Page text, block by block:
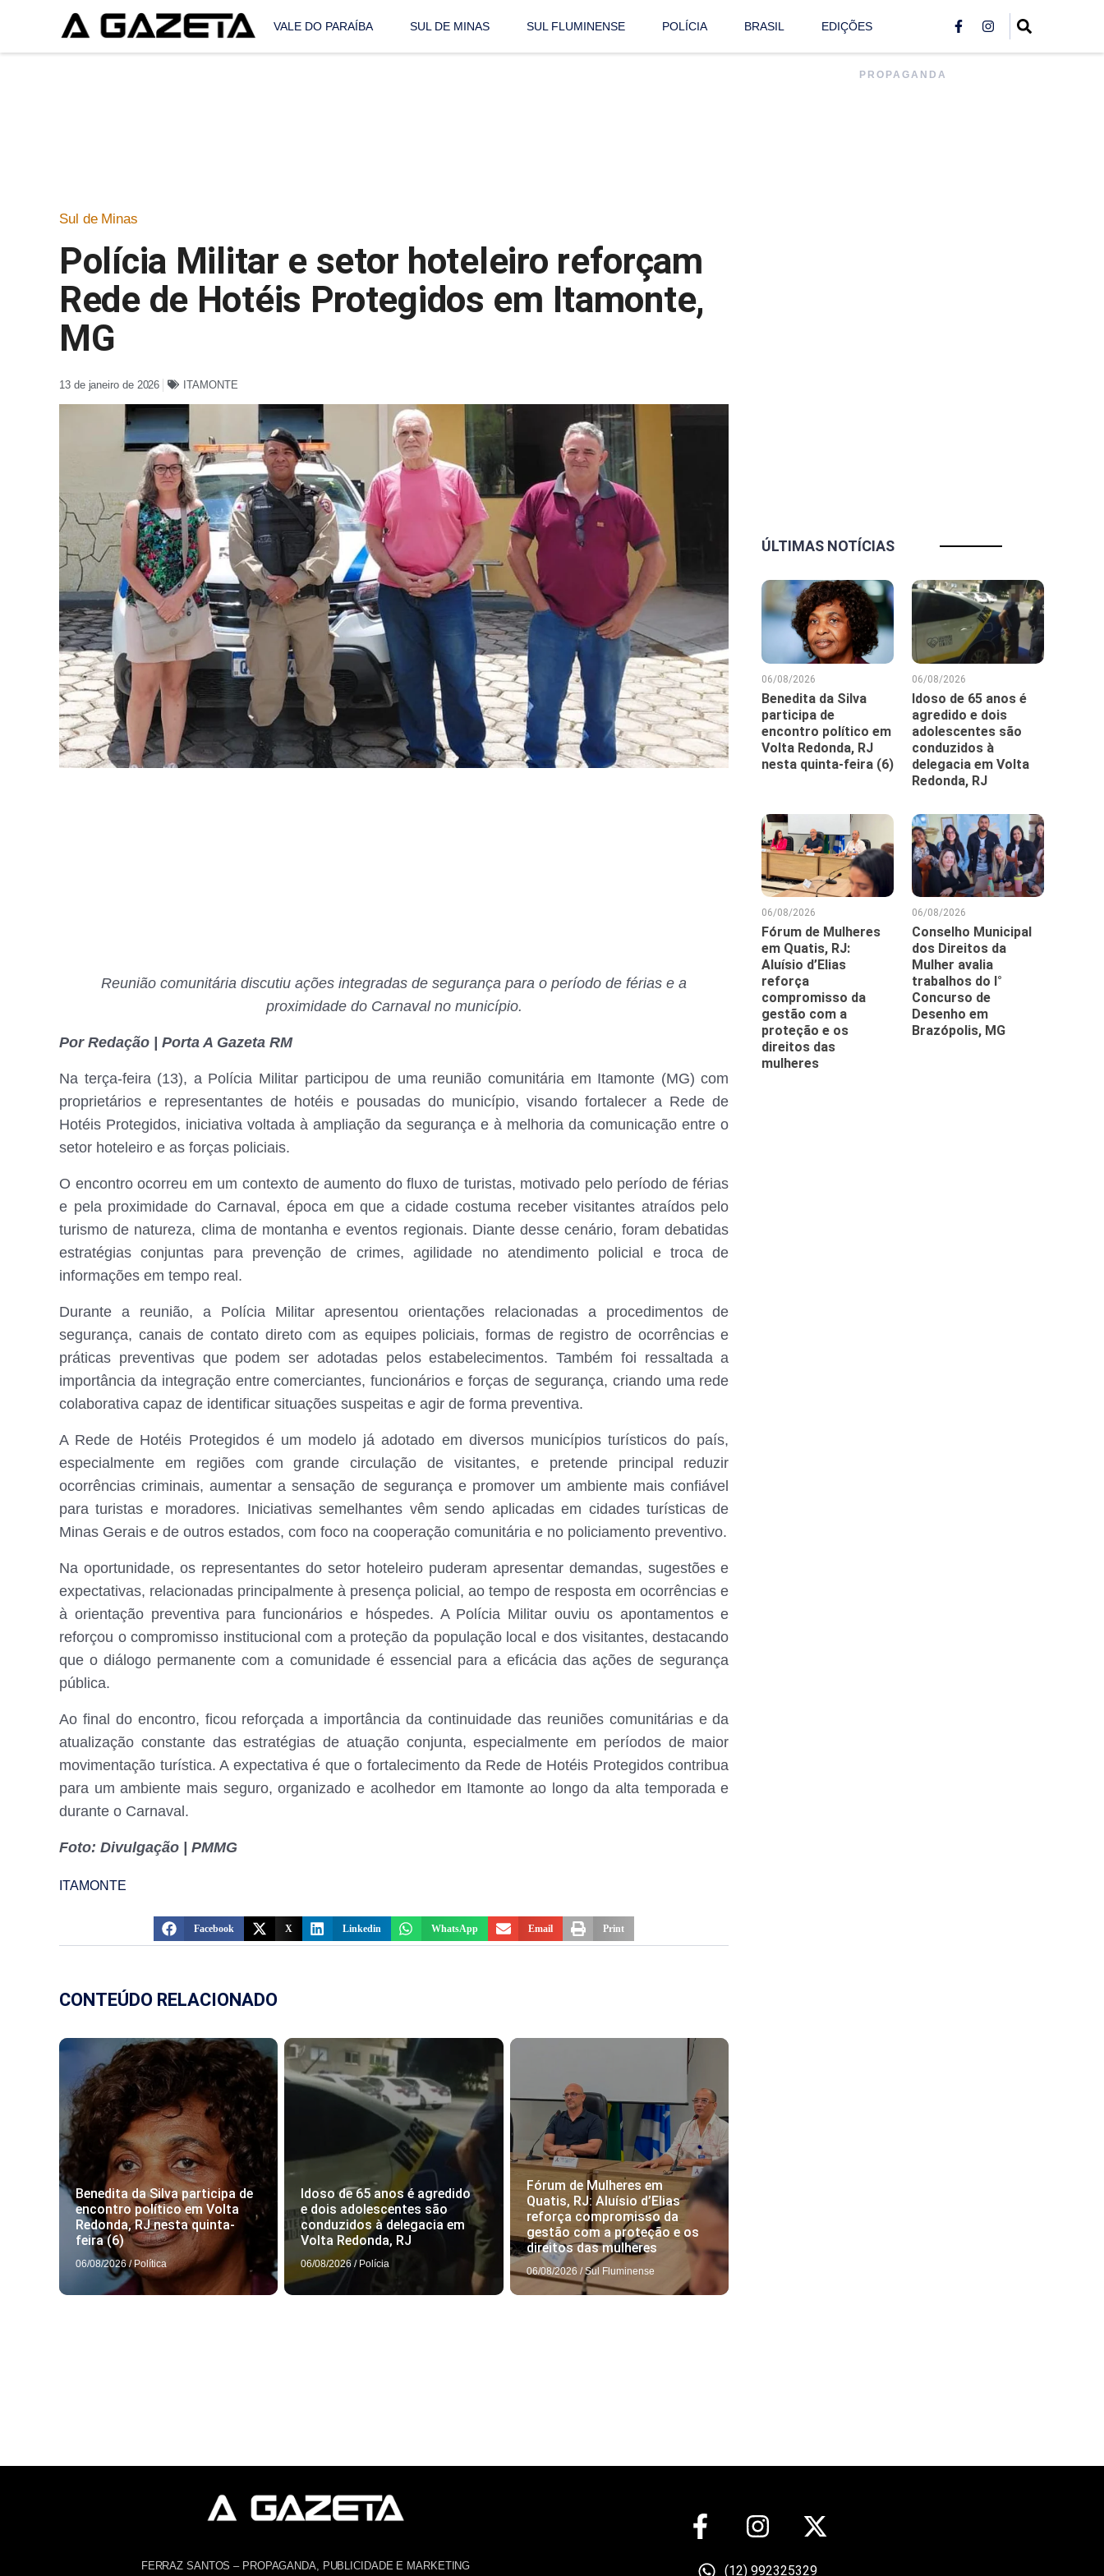
VALE DO PARAÍBA SUL DE MINAS SUL FLUMINENSE POLÍCIA BRASIL EDIÇÕES
Sul de Minas
Polícia Militar e setor hoteleiro reforçam
Rede de Hotéis Protegidos em Itamonte,
MG
13 de janeiro de 2026 ITAMONTE
Reunião comunitária discutiu ações integradas de segurança para o período de férias e a
proximidade do Carnaval no município.
Por Redação | Porta A Gazeta RM
Na terça-feira (13), a Polícia Militar participou de uma reunião comunitária em Itamonte (MG) com
proprietários e representantes de hotéis e pousadas do município, visando fortalecer a Rede de
Hotéis Protegidos, iniciativa voltada à ampliação da segurança e à melhoria da comunicação entre o
setor hoteleiro e as forças policiais.
O encontro ocorreu em um contexto de aumento do fluxo de turistas, motivado pelo período de férias
e pela proximidade do Carnaval, época em que a cidade costuma receber visitantes atraídos pelo
turismo de natureza, clima de montanha e eventos regionais. Diante desse cenário, foram debatidas
estratégias conjuntas para prevenção de crimes, agilidade no atendimento policial e troca de
informações em tempo real.
Durante a reunião, a Polícia Militar apresentou orientações relacionadas a procedimentos de
segurança, canais de contato direto com as equipes policiais, formas de registro de ocorrências e
práticas preventivas que podem ser adotadas pelos estabelecimentos. Também foi ressaltada a
importância da integração entre comerciantes, funcionários e forças de segurança, criando uma rede
colaborativa capaz de identificar situações suspeitas e agir de forma preventiva.
A Rede de Hotéis Protegidos é um modelo já adotado em diversos municípios turísticos do país,
especialmente em regiões com grande circulação de visitantes, e pretende principal reduzir
ocorrências criminais, aumentar a sensação de segurança e promover um ambiente mais confiável
para turistas e moradores. Iniciativas semelhantes vêm sendo aplicadas em cidades turísticas de
Minas Gerais e de outros estados, com foco na cooperação comunitária e no policiamento preventivo.
Na oportunidade, os representantes do setor hoteleiro puderam apresentar demandas, sugestões e
expectativas, relacionadas principalmente à presença policial, ao tempo de resposta em ocorrências e
à orientação preventiva para funcionários e hóspedes. A Polícia Militar ouviu os apontamentos e
reforçou o compromisso institucional com a proteção da população local e dos visitantes, destacando
que o diálogo permanente com a comunidade é essencial para a eficácia das ações de segurança
pública.
Ao final do encontro, ficou reforçada a importância da continuidade das reuniões comunitárias e da
atualização constante das estratégias de atuação conjunta, especialmente em períodos de maior
movimentação turística. A expectativa é que o fortalecimento da Rede de Hotéis Protegidos contribua
para um ambiente mais seguro, organizado e acolhedor em Itamonte ao longo da alta temporada e
durante o Carnaval.
Foto: Divulgação | PMMG
ITAMONTE
Facebook X Linkedin WhatsApp Email Print
CONTEÚDO RELACIONADO
Benedita da Silva participa de
encontro político em Volta
Redonda, RJ nesta quinta-
feira (6)
06/08/2026 / Política
Idoso de 65 anos é agredido
e dois adolescentes são
conduzidos à delegacia em
Volta Redonda, RJ
06/08/2026 / Polícia
Fórum de Mulheres em
Quatis, RJ: Aluísio d’Elias
reforça compromisso da
gestão com a proteção e os
direitos das mulheres
06/08/2026 / Sul Fluminense
PROPAGANDA
ÚLTIMAS NOTÍCIAS
06/08/2026
Benedita da Silva
participa de
encontro político em
Volta Redonda, RJ
nesta quinta-feira (6)
06/08/2026
Idoso de 65 anos é
agredido e dois
adolescentes são
conduzidos à
delegacia em Volta
Redonda, RJ
06/08/2026
Fórum de Mulheres
em Quatis, RJ:
Aluísio d’Elias
reforça
compromisso da
gestão com a
proteção e os
direitos das
mulheres
06/08/2026
Conselho Municipal
dos Direitos da
Mulher avalia
trabalhos do I°
Concurso de
Desenho em
Brazópolis, MG
FERRAZ SANTOS – PROPAGANDA, PUBLICIDADE E MARKETING (12) 992325329